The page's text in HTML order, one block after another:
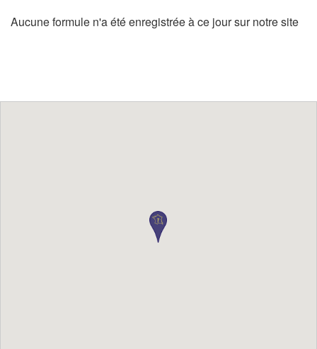
Aucune formule n'a été enregistrée à ce jour sur notre site